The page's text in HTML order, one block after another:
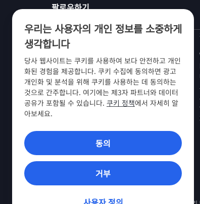
우리는 사용자의 개인 정보를 소중하게
생각합니다
당사 웹사이트는 쿠키를 사용하여 보다 안전하고 개인
화된 경험을 제공합니다. 쿠키 수집에 동의하면 광고
개인화 및 분석을 위해 쿠키를 사용하는 데 동의하는
것으로 간주합니다. 여기에는 제3자 파트너와 데이터
공유가 포함될 수 있습니다. 쿠키 정책에서 자세히 알
아보세요.
동의
거부
팔로우하기
NordVPN
채용 정보
VPN 무료 체험판
VPN 라우터
후기
학생 및 직원 할인
구매처
친구 추천하기